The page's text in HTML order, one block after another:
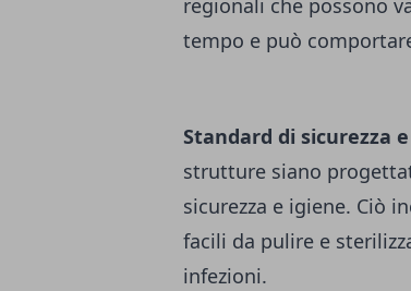
regionali che possono
tempo e può
Standard di sicurezza
strutture siano
sicurezza e igiene. Ciò
facili da pulire e
infezioni.